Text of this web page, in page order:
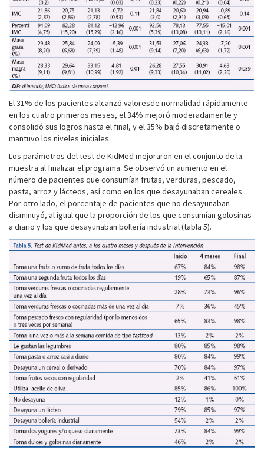
El 31% de los pacientes alcanzó valoresde normalidad rápidamente
en los cuatro primeros meses, el 34% mejoró moderadamente y
consolidó sus logros hasta el final, y el 35% bajó discretamente o
mantuvo los niveles iniciales.
Los parámetros del test de KidMed mejoraron en el conjunto de la
muestra al finalizar el programa. Se observó un aumento en el
número de pacientes que consumían frutas, verduras, pescado,
pasta, arroz y lácteos, así como en los que desayunaban cereales.
Por otro lado, el porcentaje de pacientes que no desayunaban
disminuyó, al igual que la proporción de los que consumían golosinas
a diario y los que desayunaban bollería industrial (tabla 5).